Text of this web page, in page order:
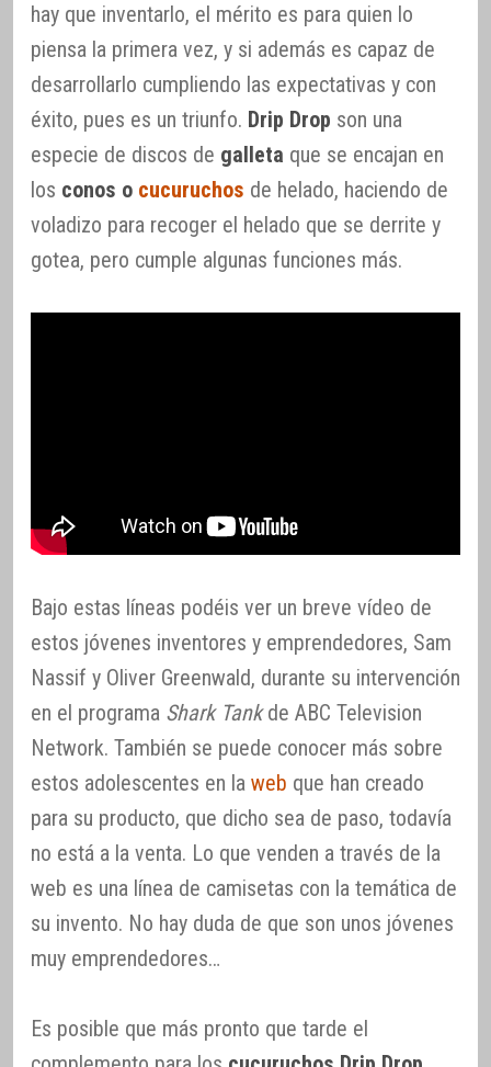
hay que inventarlo, el mérito es para quien lo
piensa la primera vez, y si además es capaz de
desarrollarlo cumpliendo las expectativas y con
éxito, pues es un triunfo. Drip Drop son una
especie de discos de galleta que se encajan en
los conos o cucuruchos de helado, haciendo de
voladizo para recoger el helado que se derrite y
gotea, pero cumple algunas funciones más.
Bajo estas líneas podéis ver un breve vídeo de
estos jóvenes inventores y emprendedores, Sam
Nassif y Oliver Greenwald, durante su intervención
en el programa Shark Tankde ABC Television
Network. También se puede conocer más sobre
estos adolescentes en la web que han creado
para su producto, que dicho sea de paso, todavía
no está a la venta. Lo que venden a través de la
web es una línea de camisetas con la temática de
su invento. No hay duda de que son unos jóvenes
muy emprendedores…
Es posible que más pronto que tarde el